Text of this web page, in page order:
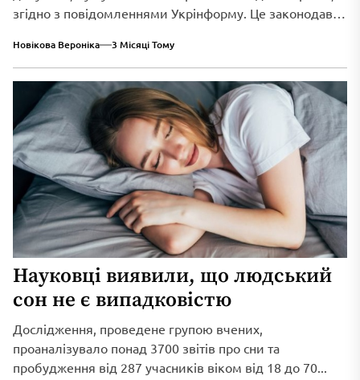
згідно з повідомленнями Укрінформу. Це законодавче
Новікова Вероніка 3 Місяці Тому
Науковці виявили, що людський
сон не є випадковістю
Дослідження, проведене групою вчених,
проаналізувало понад 3700 звітів про сни та
пробудження від 287 учасників віком від 18 до 70...